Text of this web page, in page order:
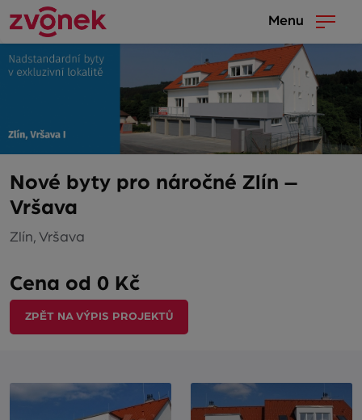
Menu
Nové byty pro náročné Zlín –
Vršava
Zlín, Vršava
Cena od 0 Kč
ZPĚT NA VÝPIS PROJEKTŮ